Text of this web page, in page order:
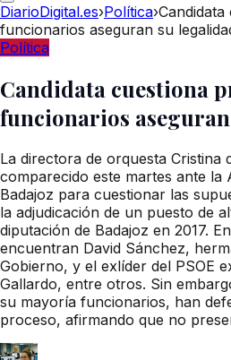
DiarioDigital.es›Política›
funcionarios aseguran su
Política
Candidata cuestiona
funcionarios
La directora de orquesta Cristina
comparecido este martes ante la
Badajoz para cuestionar las
la adjudicación de un puesto de
diputación de Badajoz en 2017.
encuentran David Sánchez,
Gobierno, y el exlíder del PSOE
Gallardo, entre otros. Sin
su mayoría funcionarios, han
proceso, afirmando que no